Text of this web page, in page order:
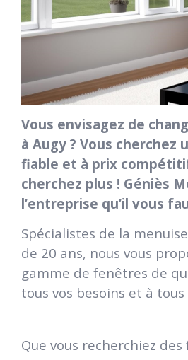
Vous envisagez de
à Augy ? Vous cherchez
fiable et à prix
cherchez plus ! Géniès
l’entreprise qu’il vous
Spécialistes de la
de 20 ans, nous vous
gamme de fenêtres de
tous vos besoins et à
Que vous recherchiez des